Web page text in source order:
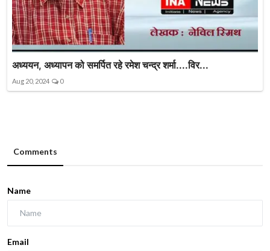
अध्ययन, अध्यापन को समर्पित रहे रमेश चन्द्र शर्मा....विर...
Aug 20, 2024 0
Comments
Name
Email